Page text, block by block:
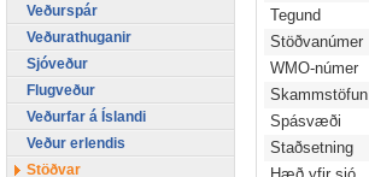
Tegund
Stöðvanúmer
WMO-númer
Skammstöfun
Spásvæði
Staðsetning
Veðurspár
Veðurathuganir
Sjóveður
Flugveður
Veðurfar á Íslandi
Veður erlendis
Stöðvar